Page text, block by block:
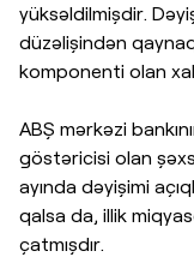
yüksəldilmişdir.
düzəlişindən
komponenti olan
ABŞ mərkəzi
göstəricisi olan
ayında dəyişimi
qalsa da, illik
çatmışdır.